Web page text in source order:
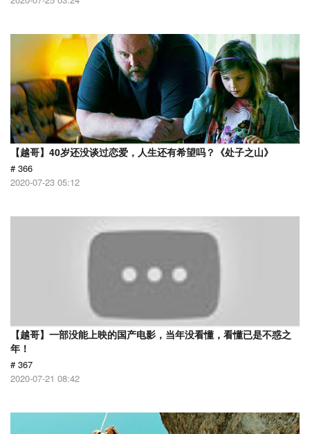
【越哥】40岁还没谈过恋爱，人生还有希望吗？《处子之山》
# 366
2020-07-23 05:12
【越哥】一部没能上映的国产电影，当年没看懂，看懂已是不惑之
年！
# 367
2020-07-21 08:42